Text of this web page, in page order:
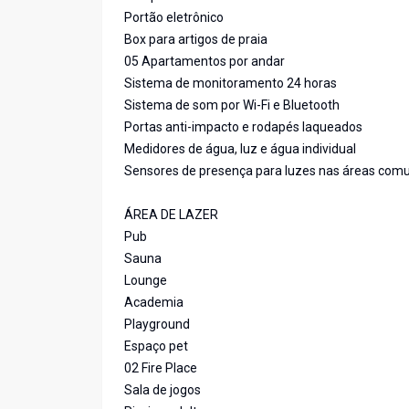
Portão eletrônico
Box para artigos de praia
05 Apartamentos por andar
Sistema de monitoramento 24 horas
Sistema de som por Wi-Fi e Bluetooth
Portas anti-impacto e rodapés laqueados
Medidores de água, luz e água individual
Sensores de presença para luzes nas áreas
ÁREA DE LAZER
Pub
Sauna
Lounge
Academia
Playground
Espaço pet
02 Fire Place
Sala de jogos